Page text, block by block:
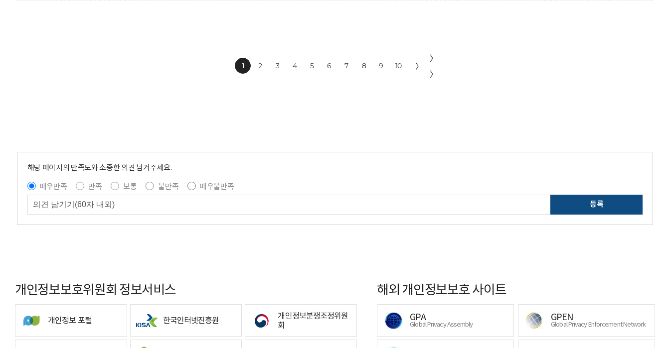
1 2 3 4 5 6 7 8 9 10 〉
〉
〉
해당 페이지의 만족도와 소중한 의견 남겨주세요.
매우만족
만족 보통 불만족
매우불만족
등록
개인정보보호위원회 정보서비스
개인정보 포털 한국인터넷진흥원
개인정보분쟁조정위원
회
해외 개인정보보호 사이트
GPA
Global Privacy Assembly
GPEN
Global Privacy Enforcement Network